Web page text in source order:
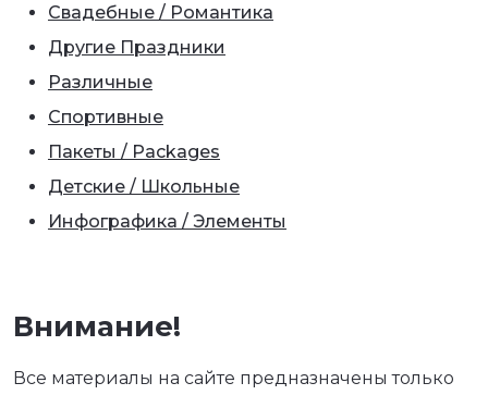
Свадебные / Романтика
Другие Праздники
Различные
Спортивные
Пакеты / Packages
Детские / Школьные
Инфографика / Элементы
Внимание!
Все материалы на сайте предназначены только